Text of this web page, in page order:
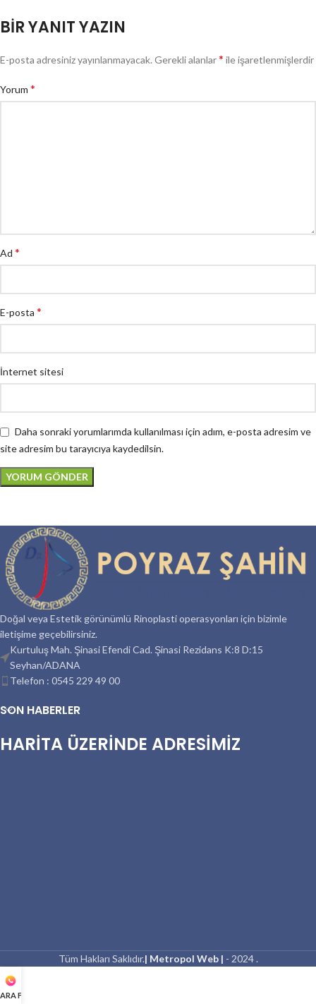
BIR YANIT YAZIN
E-posta adresiniz yayınlanmayacak. Gerekli alanlar* ile işaretlenmişlerdir
Yorum *
Ad *
E-posta *
İnternet sitesi
Daha sonraki yorumlarımda kullanılması için adım, e-posta adresim ve
site adresim bu tarayıcıya kaydedilsin.
Doğal veya Estetik görünümlü Rinoplasti operasyonları için bizimle
iletişime geçebilirsiniz.
Kurtuluş Mah. Şinasi Efendi Cad. Şinasi Rezidans K:8 D:15
Seyhan/ADANA
Telefon : 0545 229 49 00
SON HABERLER
HARİTA ÜZERİNDE ADRESİMİZ
Tüm Hakları Saklıdır.| Metropol Web | - 2024 .
FİYAT AL